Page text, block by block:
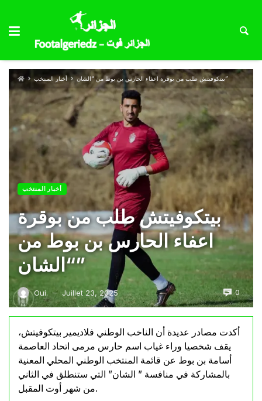
أخبار المنتخب بيتكوفيتش طلب من بوقرة اعفاء الحارس بن بوط من “الشان”
أخبار المنتخب
بيتكوفيتش طلب من بوقرة
اعفاء الحارس بن بوط من
“الشان”
Oui. — Juillet 23, 2025 0
أكدت مصادر عديدة أن الناخب الوطني فلاديمير بيتكوفيتش،
يقف شخصيا وراء غياب اسم حارس مرمى اتحاد العاصمة
أسامة بن بوط عن قائمة المنتخب الوطني المحلي المعنية
بالمشاركة في منافسة ” الشان” التي ستنطلق في الثاني
من شهر أوت المقبل.